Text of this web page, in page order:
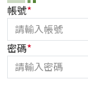
帳號*
密碼*